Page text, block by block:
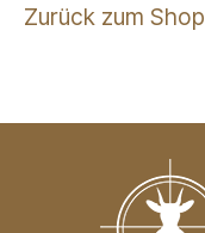
Zurück zum Shop